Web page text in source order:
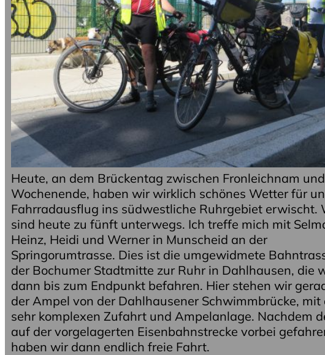
Heute, an dem Brückentag zwischen Fronleichnam
Wochenende, haben wir wirklich schönes Wetter für
Fahrradausflug ins südwestliche Ruhrgebiet erwischt.
sind heute zu fünft unterwegs. Ich treffe mich mit
Heinz, Heidi und Werner in Munscheid an der
Springorumtrasse. Dies ist die umgewidmete
der Bochumer Stadtmitte zur Ruhr in Dahlhausen, die
dann bis zum Endpunkt befahren. Hier stehen wir
der Ampel von der Dahlhausener Schwimmbrücke, mit
sehr komplexen Zufahrt und Ampelanlage. Nachdem
auf der vorgelagerten Eisenbahnstrecke vorbei
haben wir dann endlich freie Fahrt.